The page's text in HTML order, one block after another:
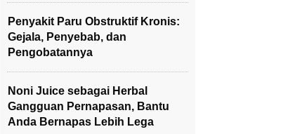
Penyakit Paru Obstruktif Kronis:
Gejala, Penyebab, dan
Pengobatannya
Noni Juice sebagai Herbal
Gangguan Pernapasan, Bantu
Anda Bernapas Lebih Lega